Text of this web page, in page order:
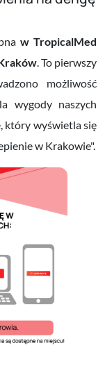
w TropicalMed
. To pierwszy
możliwość
wygody naszych
który wyświetla się
w Krakowie".